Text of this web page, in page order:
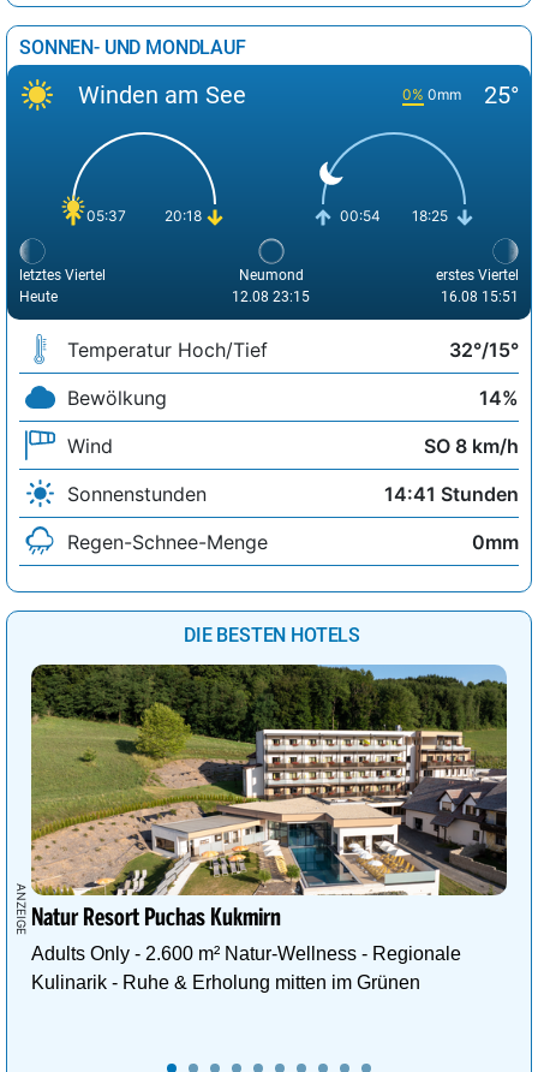
SONNEN- UND MONDLAUF
Winden am See 0% 0mm 25°
05:37 20:18 00:54 18:25
letztes Viertel
Heute
Neumond
12.08 23:15
erstes Viertel
16.08 15:51
Temperatur Hoch/Tief
32°/15°
Bewölkung
14%
Wind
SO 8 km/h
Sonnenstunden
14:41 Stunden
Regen-Schnee-Menge
0mm
DIE BESTEN HOTELS
Natur Resort Puchas Kukmirn
Adults Only - 2.600 m² Natur-Wellness - Regionale
Kulinarik - Ruhe & Erholung mitten im Grünen